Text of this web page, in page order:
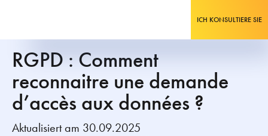
ICH KONSULTIERE SIE
RGPD : Comment
reconnaitre une demande
d’accès aux données ?
Aktualisiert am 30.09.2025